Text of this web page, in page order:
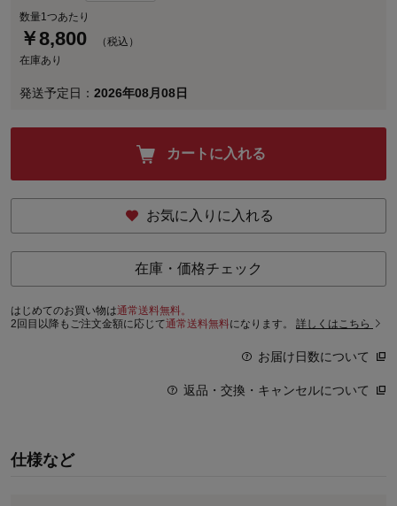
数量1つあたり
￥8,800
（税込）
在庫あり
発送予定日： 2026年08月08日
カートに入れる
お気に入りに入れる
在庫・価格チェック
はじめてのお買い物は通常送料無料。
2回目以降もご注文金額に応じて通常送料無料になります。 詳しくはこちら
お届け日数について
返品・交換・キャンセルについて
仕様など